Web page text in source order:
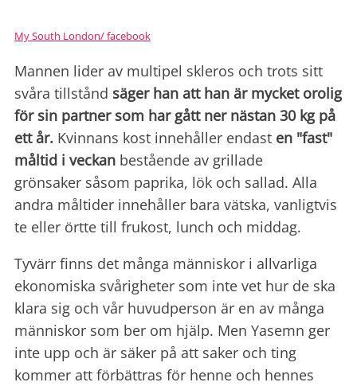
My South London/ facebook
Mannen lider av multipel skleros och trots sitt
svåra tillstånd säger han att han är mycket orolig
för sin partner som har gått ner nästan 30 kg på
ett år. Kvinnans kost innehåller endast en "fast"
måltid i veckan bestående av grillade
grönsaker såsom paprika, lök och sallad. Alla
andra måltider innehåller bara vätska, vanligtvis
te eller örtte till frukost, lunch och middag.
Tyvärr finns det många människor i allvarliga
ekonomiska svårigheter som inte vet hur de ska
klara sig och vår huvudperson är en av många
människor som ber om hjälp. Men Yasemn ger
inte upp och är säker på att saker och ting
kommer att förbättras för henne och hennes